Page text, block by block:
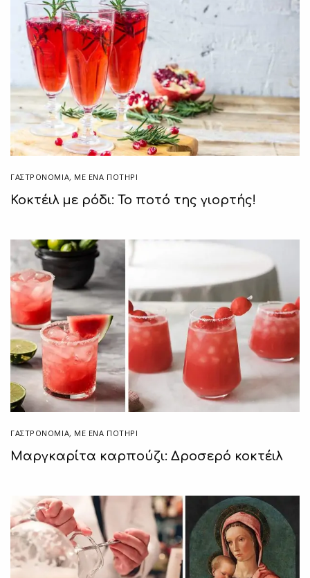
ΓΑΣΤΡΟΝΟΜΙΑ, ΜΕ ΈΝΑ ΠΟΤΉΡΙ
Κοκτέιλ με ρόδι: Το ποτό της γιορτής!
ΓΑΣΤΡΟΝΟΜΙΑ, ΜΕ ΈΝΑ ΠΟΤΉΡΙ
Μαργκαρίτα καρπούζι: Δροσερό κοκτέιλ